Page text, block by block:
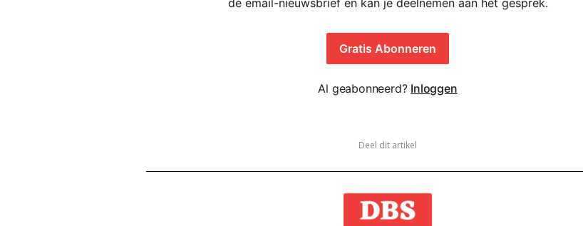
de email-nieuwsbrief en kan je deelnemen aan het gesprek.
Gratis Abonneren
Al geabonneerd? Inloggen
Deel dit artikel